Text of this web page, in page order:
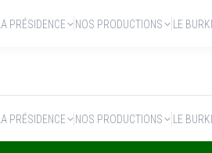
PRÉSIDENCE NOS PRODUCTIONS LE
PRÉSIDENCE NOS PRODUCTIONS LE